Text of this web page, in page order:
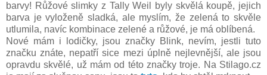
barvy! Růžové slimky z Tally Weil byly skvělá koupě, jejich
barva je vyloženě sladká, ale myslím, že zelená to skvěle
utlumila, navíc kombinace zelené a růžové, je má oblíbená.
Nové mám i lodičky, jsou značky Blink, nevím, jestli tuto
značku znáte, nepatří sice mezi úplně nejlevnější, ale jsou
opravdu skvělé, už mám od této značky troje. Na Stilago.cz